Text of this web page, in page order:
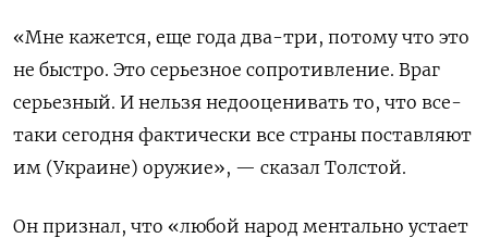
«Мне кажется, еще года два-три, потому что это
не быстро. Это серьезное сопротивление. Враг
серьезный. И нельзя недооценивать то, что все-
таки сегодня фактически все страны поставляют
им (Украине) оружие», — сказал Толстой.
Он признал, что «любой народ ментально устает